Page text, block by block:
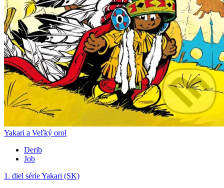
Yakari a Veľký orol
Derib
Job
1. diel sérieYakari (SK)